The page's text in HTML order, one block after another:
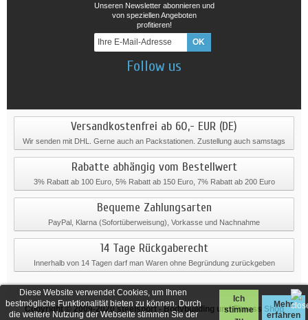
Diese Website verwendet Cookies, um Ihnen
bestmögliche Funktionalität bieten zu können. Durch
die weitere Nutzung der Webseite stimmen Sie der
Ich
stimme
Mehr
erfahren
Unseren Newsletter abonnieren und
von speziellen Angeboten
profitieren!
Follow us
Versandkostenfrei ab 60,- EUR (DE)
Wir senden mit DHL. Gerne auch an Packstationen. Zustellung auch samstags
Rabatte abhängig vom Bestellwert
3% Rabatt ab 100 Euro, 5% Rabatt ab 150 Euro, 7% Rabatt ab 200 Euro
Bequeme Zahlungsarten
PayPal, Klarna (Sofortüberweisung), Vorkasse und Nachnahme
14 Tage Rückgaberecht
Innerhalb von 14 Tagen darf man Waren ohne Begründung zurückgeben
Copyright © 2009-2020steelsport- Bodybuilding und Fitness Shop